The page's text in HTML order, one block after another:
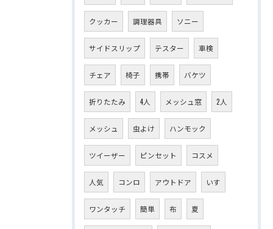
クッカー 調理器具 ソニー
サイドスリップ テスター 車検
チェア 椅子 携帯 バケツ
折りたたみ 4人 メッシュ窓 2人
メッシュ 虫よけ ハンモック
ツイーザー ピンセット コスメ
人気 コンロ アウトドア いす
ワンタッチ 簡単 布 夏